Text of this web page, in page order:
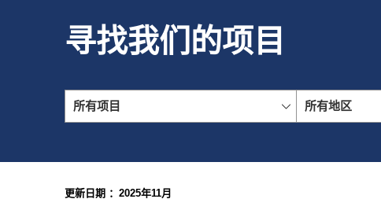
寻找我们的项目
所有项目 所有地区
更新日期 ：2025年11月